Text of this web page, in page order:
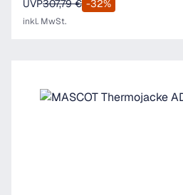
UVP307,79 € -32%
inkl. MwSt.